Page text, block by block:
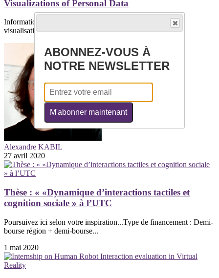
Visualizations of Personal Data
Informations généralesThème/Domaine : Interaction et
visualisationInstrumentation et...
Alexandre KABIL
27 avril 2020
Thèse : « «Dynamique d’interactions tactiles et
cognition sociale » à l’UTC
Poursuivez ici selon votre inspiration...Type de financement : Demi-
bourse région + demi-bourse...
1 mai 2020
ABONNEZ-VOUS À
NOTRE NEWSLETTER
M'abonner maintenant